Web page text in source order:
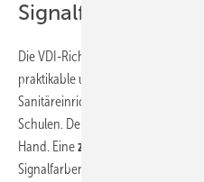
Signalfarben
Die VDI-Richtlinie 6000 Blatt 6
praktikable und visuell
Sanitäreinrichtungen in
Schulen. Der Grundgedanke:
Hand. Einezentrale Rolle spielt
Signalfarben wie Blau, Rot und